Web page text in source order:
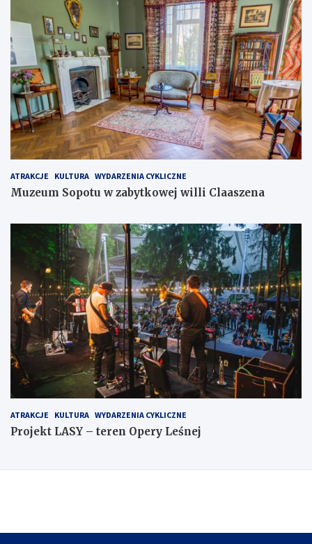
ATRAKCJE KULTURA WYDARZENIA CYKLICZNE
Muzeum Sopotu w zabytkowej willi Claaszena
ATRAKCJE KULTURA WYDARZENIA CYKLICZNE
Projekt LASY – teren Opery Leśnej